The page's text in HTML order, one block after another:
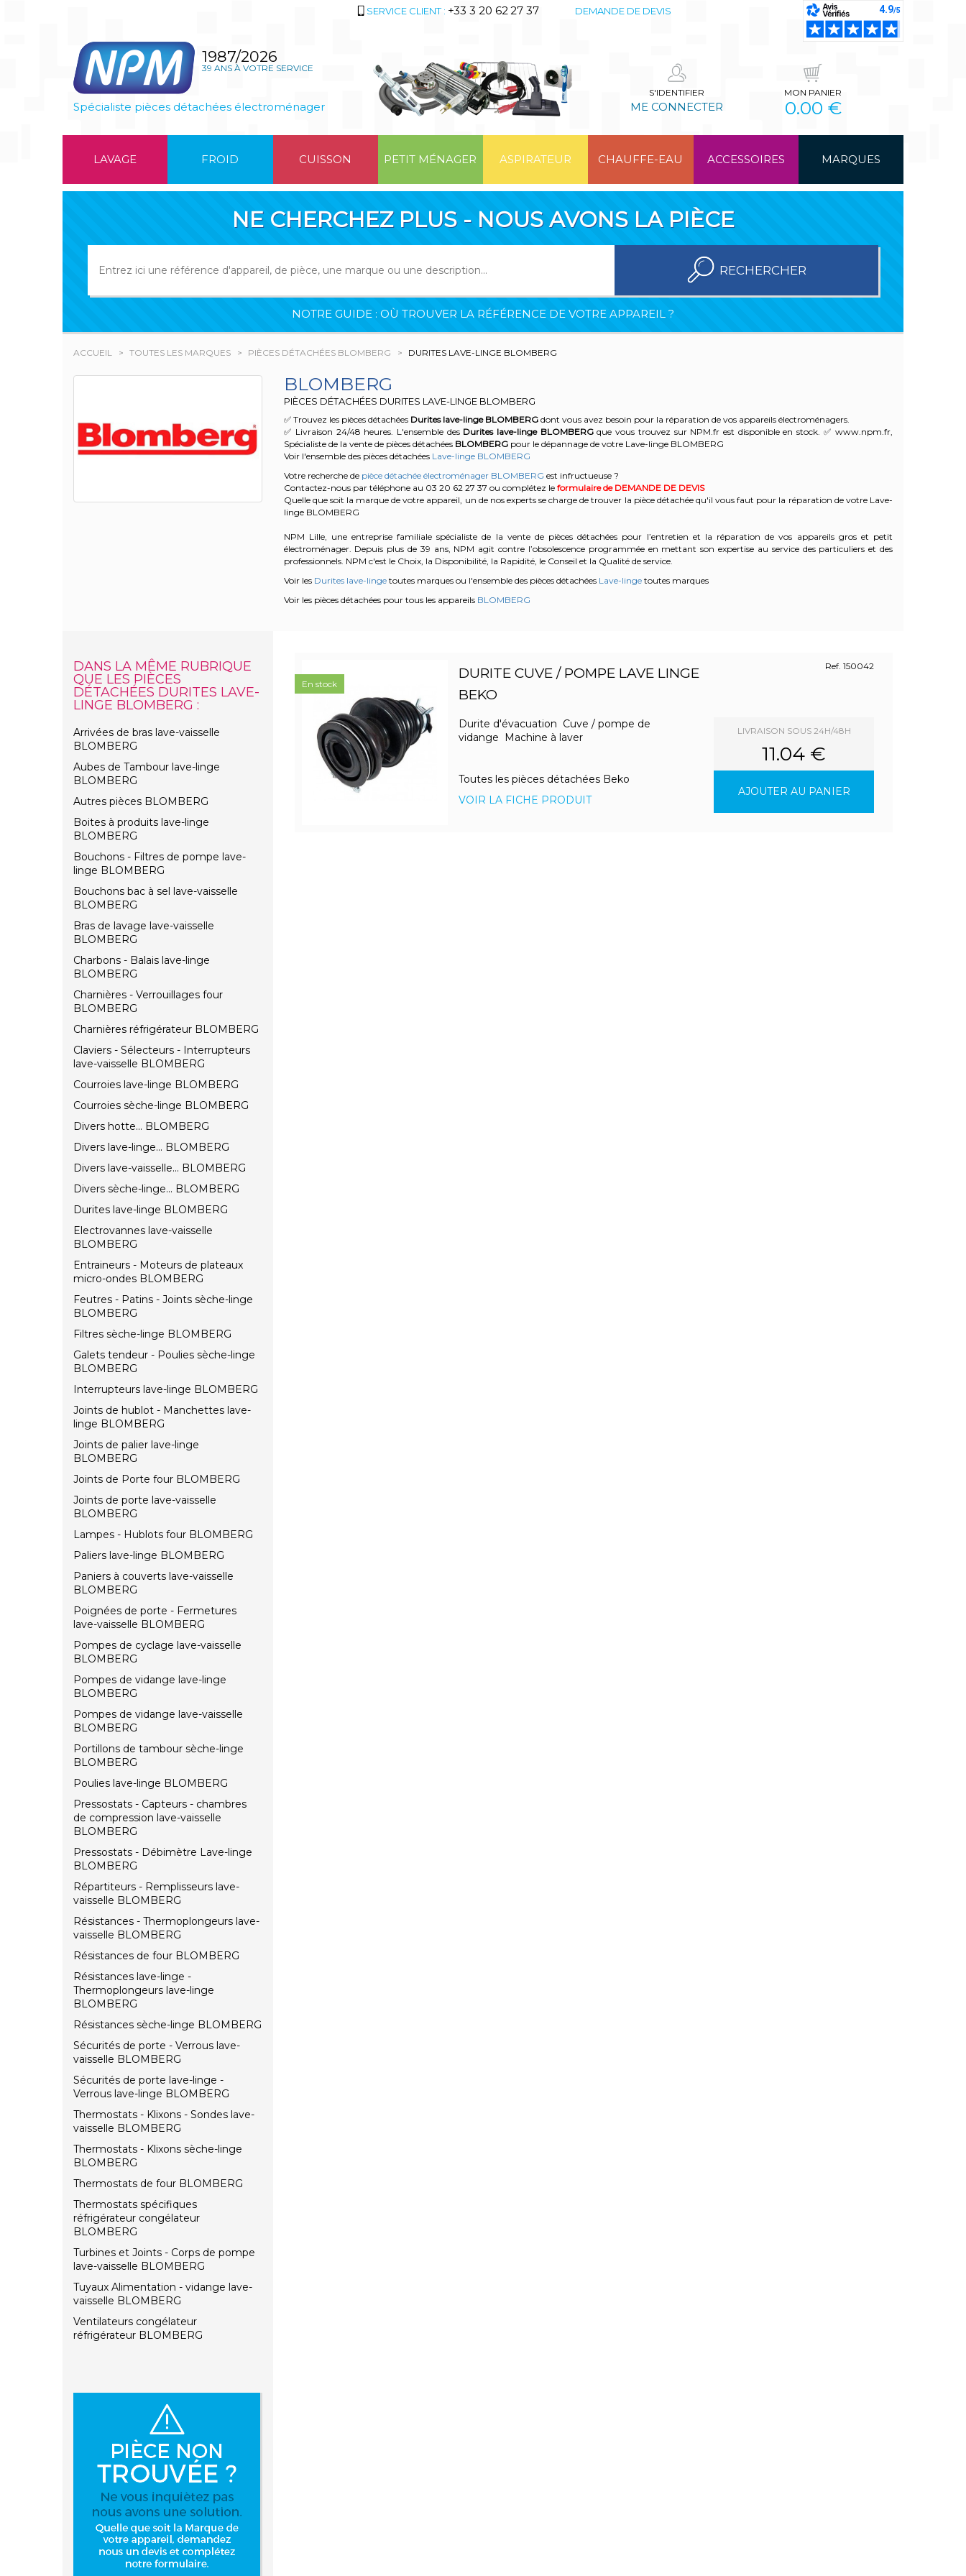
SERVICE CLIENT : +33 3 20 62 27 37 DEMANDE DE DEVIS
1987/2026
39 ANS À VOTRE SERVICE
Spécialiste pièces détachées électroménager
S'IDENTIFIER
ME CONNECTER
MON PANIER
0.00 €
LAVAGE FROID CUISSON PETIT MÉNAGER ASPIRATEUR CHAUFFE-EAU ACCESSOIRES MARQUES
NE CHERCHEZ PLUS - NOUS AVONS LA PIÈCE
RECHERCHER
NOTRE GUIDE : OÙ TROUVER LA RÉFÉRENCE DE VOTRE APPAREIL ?
ACCUEIL TOUTES LES MARQUES PIÈCES DÉTACHÉES BLOMBERG DURITES LAVE-LINGE BLOMBERG
BLOMBERG
PIÈCES DÉTACHÉES DURITES LAVE-LINGE BLOMBERG
✅ Trouvez les pièces détachées Durites lave-linge BLOMBERGdont vous avez besoin pour la réparation de vos appareils électroménagers.
✅ Livraison 24/48 heures. L'ensemble des Durites lave-linge BLOMBERGque vous trouvez sur NPM.fr est disponible en stock. ✅ www.npm.fr,
Spécialiste de la vente de pièces détachées BLOMBERGpour le dépannage de votre Lave-linge BLOMBERG
Voir l'ensemble des pièces détachées Lave-linge BLOMBERG
Votre recherche de pièce détachée électroménager BLOMBERG est infructueuse ?
Contactez-nous par téléphone au 03 20 62 27 37 ou complétez le formulaire de DEMANDE DE DEVIS
Quelle que soit la marque de votre appareil, un de nos experts se charge de trouver la pièce détachée qu'il vous faut pour la réparation de votre Lave-
linge BLOMBERG
NPM Lille, une entreprise familiale spécialiste de la vente de pièces détachées pour l’entretien et la réparation de vos appareils gros et petit
électroménager. Depuis plus de 39 ans, NPM agit contre l’obsolescence programmée en mettant son expertise au service des particuliers et des
professionnels. NPM c'est le Choix, la Disponibilité, la Rapidité, le Conseil et la Qualité de service.
Voir les Durites lave-lingetoutes marques ou l'ensemble des pièces détachées Lave-lingetoutes marques
Voir les pièces détachées pour tous les appareils BLOMBERG
DANS LA MÊME RUBRIQUE
QUE LES PIÈCES
DÉTACHÉES DURITES LAVE-
LINGE BLOMBERG :
Arrivées de bras lave-vaisselle
BLOMBERG
Aubes de Tambour lave-linge
BLOMBERG
Autres pièces BLOMBERG
Boites à produits lave-linge
BLOMBERG
Bouchons - Filtres de pompe lave-
linge BLOMBERG
Bouchons bac à sel lave-vaisselle
BLOMBERG
Bras de lavage lave-vaisselle
BLOMBERG
Charbons - Balais lave-linge
BLOMBERG
Charnières - Verrouillages four
BLOMBERG
Charnières réfrigérateur BLOMBERG
Claviers - Sélecteurs - Interrupteurs
lave-vaisselle BLOMBERG
Courroies lave-linge BLOMBERG
Courroies sèche-linge BLOMBERG
Divers hotte... BLOMBERG
Divers lave-linge... BLOMBERG
Divers lave-vaisselle... BLOMBERG
Divers sèche-linge... BLOMBERG
Durites lave-linge BLOMBERG
Electrovannes lave-vaisselle
BLOMBERG
Entraineurs - Moteurs de plateaux
micro-ondes BLOMBERG
Feutres - Patins - Joints sèche-linge
BLOMBERG
Filtres sèche-linge BLOMBERG
Galets tendeur - Poulies sèche-linge
BLOMBERG
Interrupteurs lave-linge BLOMBERG
Joints de hublot - Manchettes lave-
linge BLOMBERG
Joints de palier lave-linge
BLOMBERG
Joints de Porte four BLOMBERG
Joints de porte lave-vaisselle
BLOMBERG
Lampes - Hublots four BLOMBERG
Paliers lave-linge BLOMBERG
Paniers à couverts lave-vaisselle
BLOMBERG
Poignées de porte - Fermetures
lave-vaisselle BLOMBERG
Pompes de cyclage lave-vaisselle
BLOMBERG
Pompes de vidange lave-linge
BLOMBERG
Pompes de vidange lave-vaisselle
BLOMBERG
Portillons de tambour sèche-linge
BLOMBERG
Poulies lave-linge BLOMBERG
Pressostats - Capteurs - chambres
de compression lave-vaisselle
BLOMBERG
Pressostats - Débimètre Lave-linge
BLOMBERG
Répartiteurs - Remplisseurs lave-
vaisselle BLOMBERG
Résistances - Thermoplongeurs lave-
vaisselle BLOMBERG
Résistances de four BLOMBERG
Résistances lave-linge -
Thermoplongeurs lave-linge
BLOMBERG
Résistances sèche-linge BLOMBERG
Sécurités de porte - Verrous lave-
vaisselle BLOMBERG
Sécurités de porte lave-linge -
Verrous lave-linge BLOMBERG
Thermostats - Klixons - Sondes lave-
vaisselle BLOMBERG
Thermostats - Klixons sèche-linge
BLOMBERG
Thermostats de four BLOMBERG
Thermostats spécifiques
réfrigérateur congélateur
BLOMBERG
Turbines et Joints - Corps de pompe
lave-vaisselle BLOMBERG
Tuyaux Alimentation - vidange lave-
vaisselle BLOMBERG
Ventilateurs congélateur
réfrigérateur BLOMBERG
DURITE CUVE / POMPE LAVE LINGE
BEKO
Ref. 150042
Durite d'évacuation Cuve / pompe de
vidange Machine à laver
Toutes les pièces détachées Beko
VOIR LA FICHE PRODUIT
LIVRAISON SOUS 24H/48H
11.04 €
AJOUTER AU PANIER
En stock